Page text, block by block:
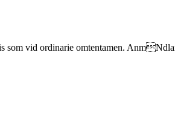
som vid ordinarie omtentamen.